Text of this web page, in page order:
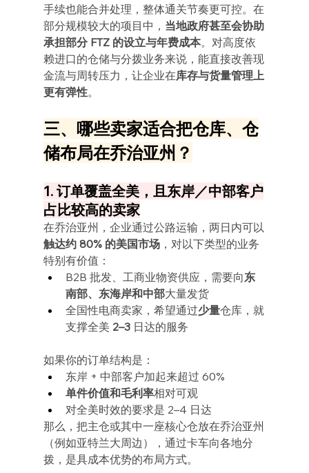
手续也能合并处理，整体通关节奏更可控。在
部分规模较大的项目中， 当地政府甚至会协助
承担部分 FTZ 的设立与年费成本。对高度依
赖进口的仓储与分拨业务来说，能直接改善现
金流与周转压力，让企业在库存与货量管理上
更有弹性。
三、哪些卖家适合把仓库、仓
储布局在乔治亚州？
1. 订单覆盖全美，且东岸／中部客户
占比较高的卖家
在乔治亚州，企业通过公路运输，两日内可以
触达约 80% 的美国市场，对以下类型的业务
特别有价值：
B2B 批发、工商业物资供应，需要向东
南部、东海岸和中部大量发货
全国性电商卖家，希望通过少量仓库，就
支撑全美 2–3 日达的服务
如果你的订单结构是：
东岸 + 中部客户加起来超过 60%
单件价值和毛利率相对可观
对全美时效的要求是 2–4 日达
那么，把主仓或其中一座核心仓放在乔治亚州
（例如亚特兰大周边），通过卡车向各地分
拨，是具成本优势的布局方式。